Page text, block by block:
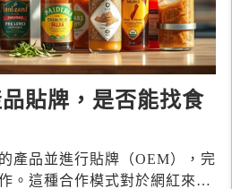
貼牌，是否能找食
產品並進行貼牌（OEM），完
。這種合作模式對於網紅來說